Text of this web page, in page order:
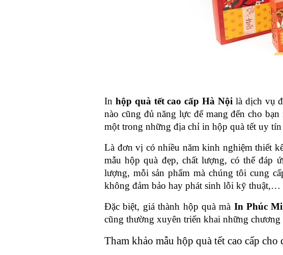
In hộp quà tết cao cấp Hà Nội là dịch vụ
nào cũng đủ năng lực để mang đến cho
một trong những địa chỉ in hộp quà tết uy
Là đơn vị có nhiều năm kinh nghiệm thiết
mẫu hộp quà đẹp, chất lượng, có thể đáp
lượng, mỗi sản phẩm mà chúng tôi cung
không đảm bảo hay phát sinh lỗi kỹ thuật,…
Đặc biệt, giá thành hộp quà mà In Phúc
cũng thường xuyên triển khai những
Tham khảo mẫu hộp quà tết cao cấp